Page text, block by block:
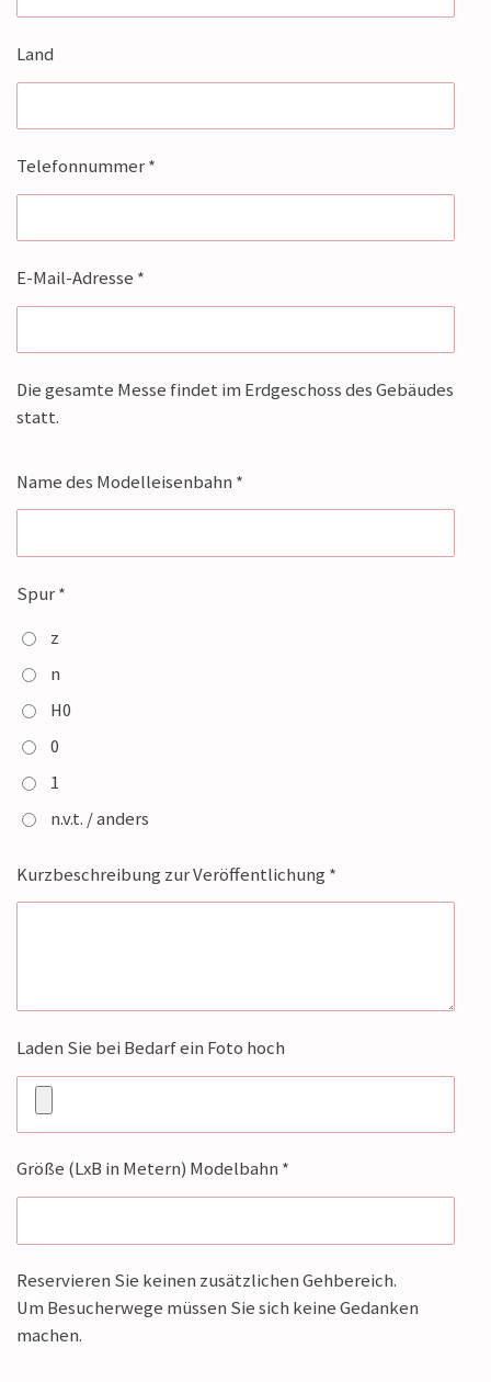
Land
Telefonnummer *
E-Mail-Adresse *
Die gesamte Messe findet im Erdgeschoss des Gebäudes
statt.
Name des Modelleisenbahn *
Spur *
z
n
H0
0
1
n.v.t. / anders
Kurzbeschreibung zur Veröffentlichung *
Laden Sie bei Bedarf ein Foto hoch
Größe (LxB in Metern) Modelbahn *
Reservieren Sie keinen zusätzlichen Gehbereich.
Um Besucherwege müssen Sie sich keine Gedanken
machen.